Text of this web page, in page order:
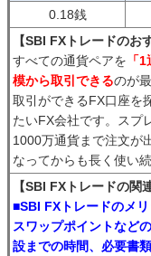
0.18銭
【SBI FXトレードのお
すべての通貨ペアを 「
模から取引できるのが
取引ができるFX口座を
たいFX会社です。スプ
1000万通貨まで注文が
なってからも長く使い
【SBI FXトレードの関
■SBI FXトレードのメ
スワップポイントなど
設までの時間、必要書